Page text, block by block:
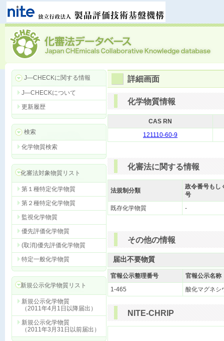
J―CHECKに関する情報
J―CHECKについて
更新履歴
検索
化学物質検索
化審法対象物質リスト
第１種特定化学物質
第２種特定化学物質
監視化学物質
優先評価化学物質
(取消)優先評価化学物質
特定一般化学物質
新規公示化学物質リスト
新規公示化学物質
（2011年4月1日以降届出）
新規公示化学物質
（2011年3月31日以前届出）
詳細画面
化学物質情報
CAS RN
121110-60-9
化審法に関する情報
法規制分類
政令番号もし
号
既存化学物質
-
その他の情報
届出不要物質
官報公示整理番号
官報公示名称
1-465
酸化マグネシ
NITE-CHRIP